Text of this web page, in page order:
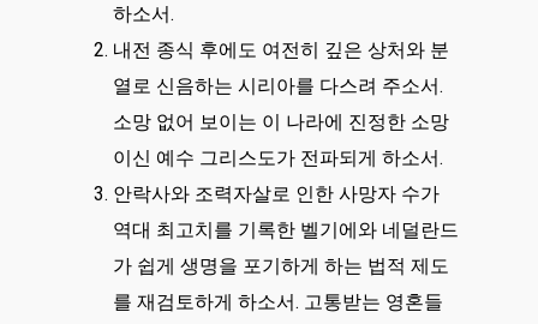
하소서.
내전 종식 후에도 여전히 깊은 상처와 분
열로 신음하는 시리아를 다스려 주소서.
소망 없어 보이는 이 나라에 진정한 소망
이신 예수 그리스도가 전파되게 하소서.
안락사와 조력자살로 인한 사망자 수가
역대 최고치를 기록한 벨기에와 네덜란드
가 쉽게 생명을 포기하게 하는 법적 제도
를 재검토하게 하소서. 고통받는 영혼들